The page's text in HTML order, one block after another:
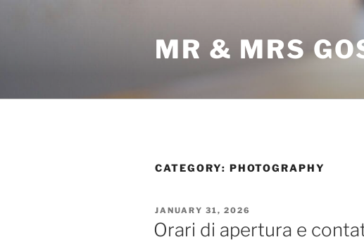
MR & MRS
CATEGORY: PHOTOGRAPHY
POSTED
ON
JANUARY 31, 2026
Orari di apertura e